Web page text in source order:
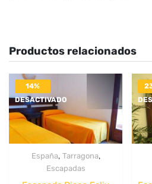
Productos relacionados
14%
DESACTIVADO
España, Tarragona,
Escapadas